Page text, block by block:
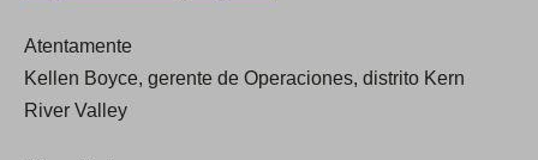
t
t
e
Atentamente
Kellen Boyce, gerente de Operaciones, distrito Kern
River Valley